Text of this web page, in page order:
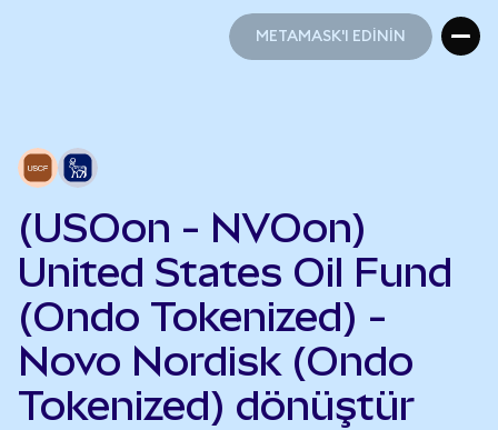
METAMASK'I EDİNİN
(USOon - NVOon)
United States Oil Fund
(Ondo Tokenized) -
Novo Nordisk (Ondo
Tokenized) dönüştür